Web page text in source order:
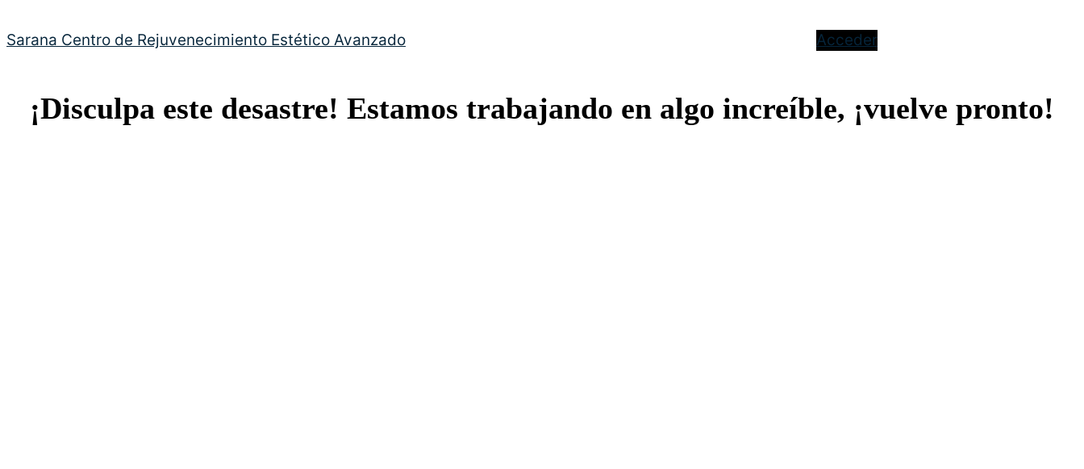
Sarana Centro de Rejuvenecimiento Estético Avanzado Acceder
¡Disculpa este desastre! Estamos trabajando en algo increíble, ¡vuelve pronto!